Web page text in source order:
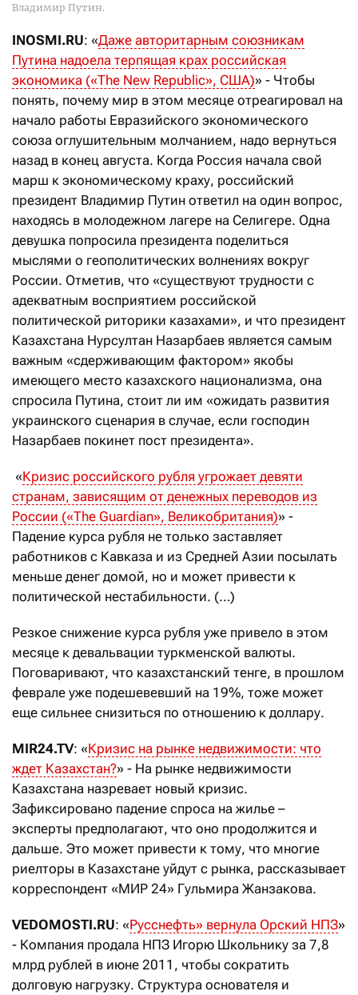
Владимир Путин.
INOSMI.RU: «Даже авторитарным союзникам
Путина надоела терпящая крах российская
экономика («The New Republic», США)» - Чтобы
понять, почему мир в этом месяце отреагировал на
начало работы Евразийского экономического
союза оглушительным молчанием, надо вернуться
назад в конец августа. Когда Россия начала свой
марш к экономическому краху, российский
президент Владимир Путин ответил на один вопрос,
находясь в молодежном лагере на Селигере. Одна
девушка попросила президента поделиться
мыслями о геополитических волнениях вокруг
России. Отметив, что «существуют трудности с
адекватным восприятием российской
политической риторики казахами», и что президент
Казахстана Нурсултан Назарбаев является самым
важным «сдерживающим фактором» якобы
имеющего место казахского национализма, она
спросила Путина, стоит ли им «ожидать развития
украинского сценария в случае, если господин
Назарбаев покинет пост президента».
«Кризис российского рубля угрожает девяти
странам, зависящим от денежных переводов из
России («The Guardian», Великобритания)» -
Падение курса рубля не только заставляет
работников с Кавказа и из Средней Азии посылать
меньше денег домой, но и может привести к
политической нестабильности. (…)
Резкое снижение курса рубля уже привело в этом
месяце к девальвации туркменской валюты.
Поговаривают, что казахстанский тенге, в прошлом
феврале уже подешевевший на 19%, тоже может
еще сильнее снизиться по отношению к доллару.
MIR24.TV: «Кризис на рынке недвижимости: что
ждет Казахстан?» - На рынке недвижимости
Казахстана назревает новый кризис.
Зафиксировано падение спроса на жилье –
эксперты предполагают, что оно продолжится и
дальше. Это может привести к тому, что многие
риелторы в Казахстане уйдут с рынка, рассказывает
корреспондент «МИР 24» Гульмира Жанзакова.
VEDOMOSTI.RU: «Русснефть» вернула Орский НПЗ»
- Компания продала НПЗ Игорю Школьнику за 7,8
млрд рублей в июне 2011, чтобы сократить
долговую нагрузку. Структура основателя и